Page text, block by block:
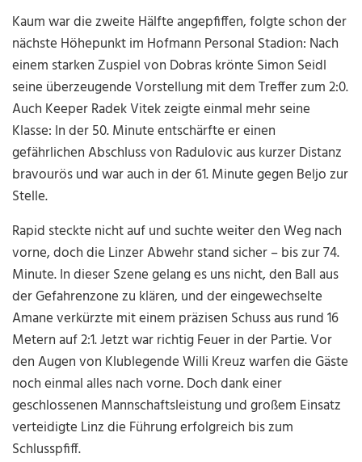
Kaum war die zweite Hälfte angepfiffen, folgte schon der
nächste Höhepunkt im Hofmann Personal Stadion: Nach
einem starken Zuspiel von Dobras krönte Simon Seidl
seine überzeugende Vorstellung mit dem Treffer zum 2:0.
Auch Keeper Radek Vitek zeigte einmal mehr seine
Klasse: In der 50. Minute entschärfte er einen
gefährlichen Abschluss von Radulovic aus kurzer Distanz
bravourös und war auch in der 61. Minute gegen Beljo zur
Stelle.
Rapid steckte nicht auf und suchte weiter den Weg nach
vorne, doch die Linzer Abwehr stand sicher – bis zur 74.
Minute. In dieser Szene gelang es uns nicht, den Ball aus
der Gefahrenzone zu klären, und der eingewechselte
Amane verkürzte mit einem präzisen Schuss aus rund 16
Metern auf 2:1. Jetzt war richtig Feuer in der Partie. Vor
den Augen von Klublegende Willi Kreuz warfen die Gäste
noch einmal alles nach vorne. Doch dank einer
geschlossenen Mannschaftsleistung und großem Einsatz
verteidigte Linz die Führung erfolgreich bis zum
Schlusspfiff.